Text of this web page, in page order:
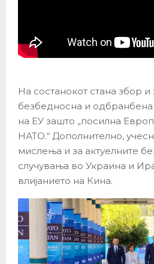
На состанокот стана збор и
безбедносна и
на ЕУ зашто „посилна
НАТО.“ Дополнително,
мислења и за актуелните
случувања во Украина и
влијанието на Кина.